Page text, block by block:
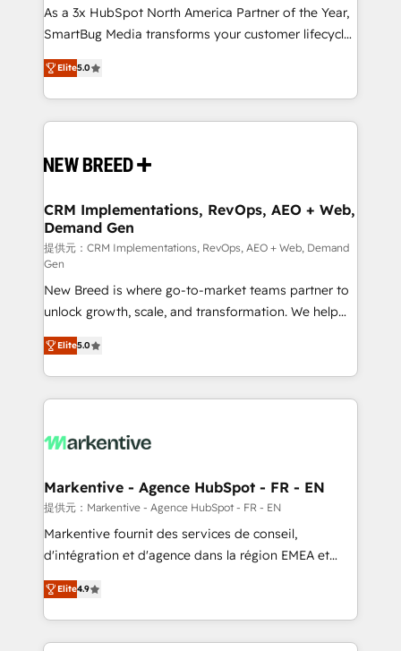
GTMの見える化・自動化まで。全Hub統合運用、デー
タ品質設計、グループ横断のCRM統合に対応します。
の一部をAIが自律実行する組織への移行を設計・実装。
Breeze・Claude等をHubSpotと連携させ、役割定義・
革を、構想から実装・定着までPMOとして主導。「設
の統合・浸透・変革管理を実行します。 ▸ CMS戦略設
計・構築：リード獲得・CVR・SEOを前提にした情報設
計・導線設計・テンプレート設計をContent Hubで一体
提供。 ▸ 既存CRM・MAからの移行支援：Salesforce・
Marketo・Pardot等からの移行、カスタム設計、履歴
データ移行と活用設計まで。 ▸ AEO対応：ChatGPT・
ンツとサイト構造を最適化。 🏆 なぜ100incを選ぶの
か？ ✓ HubSpot Eliteパートナー認定 ✓ HubSpotアワ
ード受賞・HUGリーダー ✓ ISO27001:2022 /
HubSpot大百科 出版 CRM・AI活用に関するご相談、現
せください。
As a 3x HubSpot North America Partner of the Year,
SmartBug Media transforms your customer lifecycle
into a revenue engine. Our unified ecosystem
includes specialized divisions Globalia (AI &
Software) and Point Success Media (Paid Media),
making this the official home for all three brands. 🔄
and system integrations powered by Globalia’s
trainers to drive platform adoption. 📈 Revenue
Generation - Full-funnel marketing and high-
performance advertising via Point Success Media. -
Expert deployment of Breeze AI and custom agents
to automate growth. 🏆 Elite Excellence - 8 platform
accreditations and deep HIPAA-compliance
expertise. - A team of 250+ experts dedicated to
your resilient growth.
Elite5.0
CRM Implementations, RevOps, AEO + Web,
Demand Gen
提供元：CRM Implementations, RevOps, AEO + Web, Demand
Gen
New Breed is where go-to-market teams partner to
unlock growth, scale, and transformation. We help
companies activate HubSpot’s AI-powered
customer platform and operationalize HubSpot’s
Loop Marketing framework through expert-led
services, smart agents, and purpose-built apps,
results, fast. ⚙️CRM & RevOps: Align all Hubs to your
🎯Demand Gen & ABM: Drive pipeline with inbound,
ABM, AEO, SEO, & paid media. 👩‍💻Web Design:
Build high-performing websites with UX, messaging,
& conversion strategy that drive results. 🤖AI
AI, & maximize AEO with tailored AI services. 🧩
Integrations: Extend HubSpot with custom
Elite5.0
Markentive - Agence HubSpot - FR - EN
提供元：Markentive - Agence HubSpot - FR - EN
Markentive fournit des services de conseil,
d'intégration et d'agence dans la région EMEA et
North America. Avec plus de 115 experts en
marketing automation, Growth, Revops, CRM et
webdesign. Markentive is both a consulting firm, a
digital agency and an integrator. With over 115
Elite4.9